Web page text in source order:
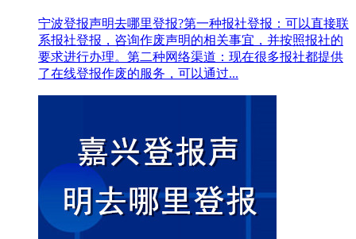
宁波登报声明去哪里登报?第一种报社登报：可以直接联
系报社登报，咨询作废声明的相关事宜，并按照报社的
要求进行办理。第二种网络渠道：现在很多报社都提供
了在线登报作废的服务，可以通过...